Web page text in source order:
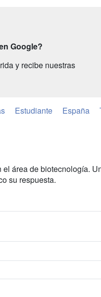
Google?
y recibe nuestras
Estudiante España
área de biotecnología.
su respuesta.